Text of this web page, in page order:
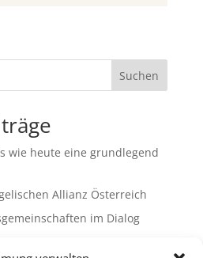
Suchen
wie heute eine grundlegend
Allianz Österreich
im Dialog